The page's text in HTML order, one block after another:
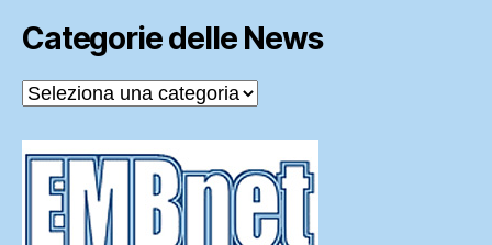
Categorie delle News
Categorie
delle
News